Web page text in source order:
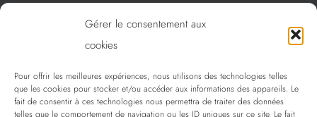
Gérer le consentement aux
cookies
Pour offrir les meilleures expériences, nous utilisons des technologies telles
que les cookies pour stocker et/ou accéder aux informations des appareils. Le
fait de consentir à ces technologies nous permettra de traiter des données
telles que le comportement de navigation ou les ID uniques sur ce site. Le fait
SOMMAIRE
Créations métal sur mesure
Créations verre sur mesure
La sélection Prescott